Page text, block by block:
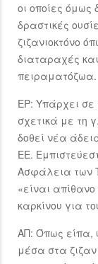
οι οποίες όμως
δραστικές
ζιζανιοκτόνο
διαταραχές
πειραματόζωα.
ΕΡ: Υπάρχει σε
σχετικά με τη
δοθεί νέα
ΕΕ.
Ασφάλεια των
«είναι
καρκίνου για
ΑΠ: Όπως είπα,
μέσα στα